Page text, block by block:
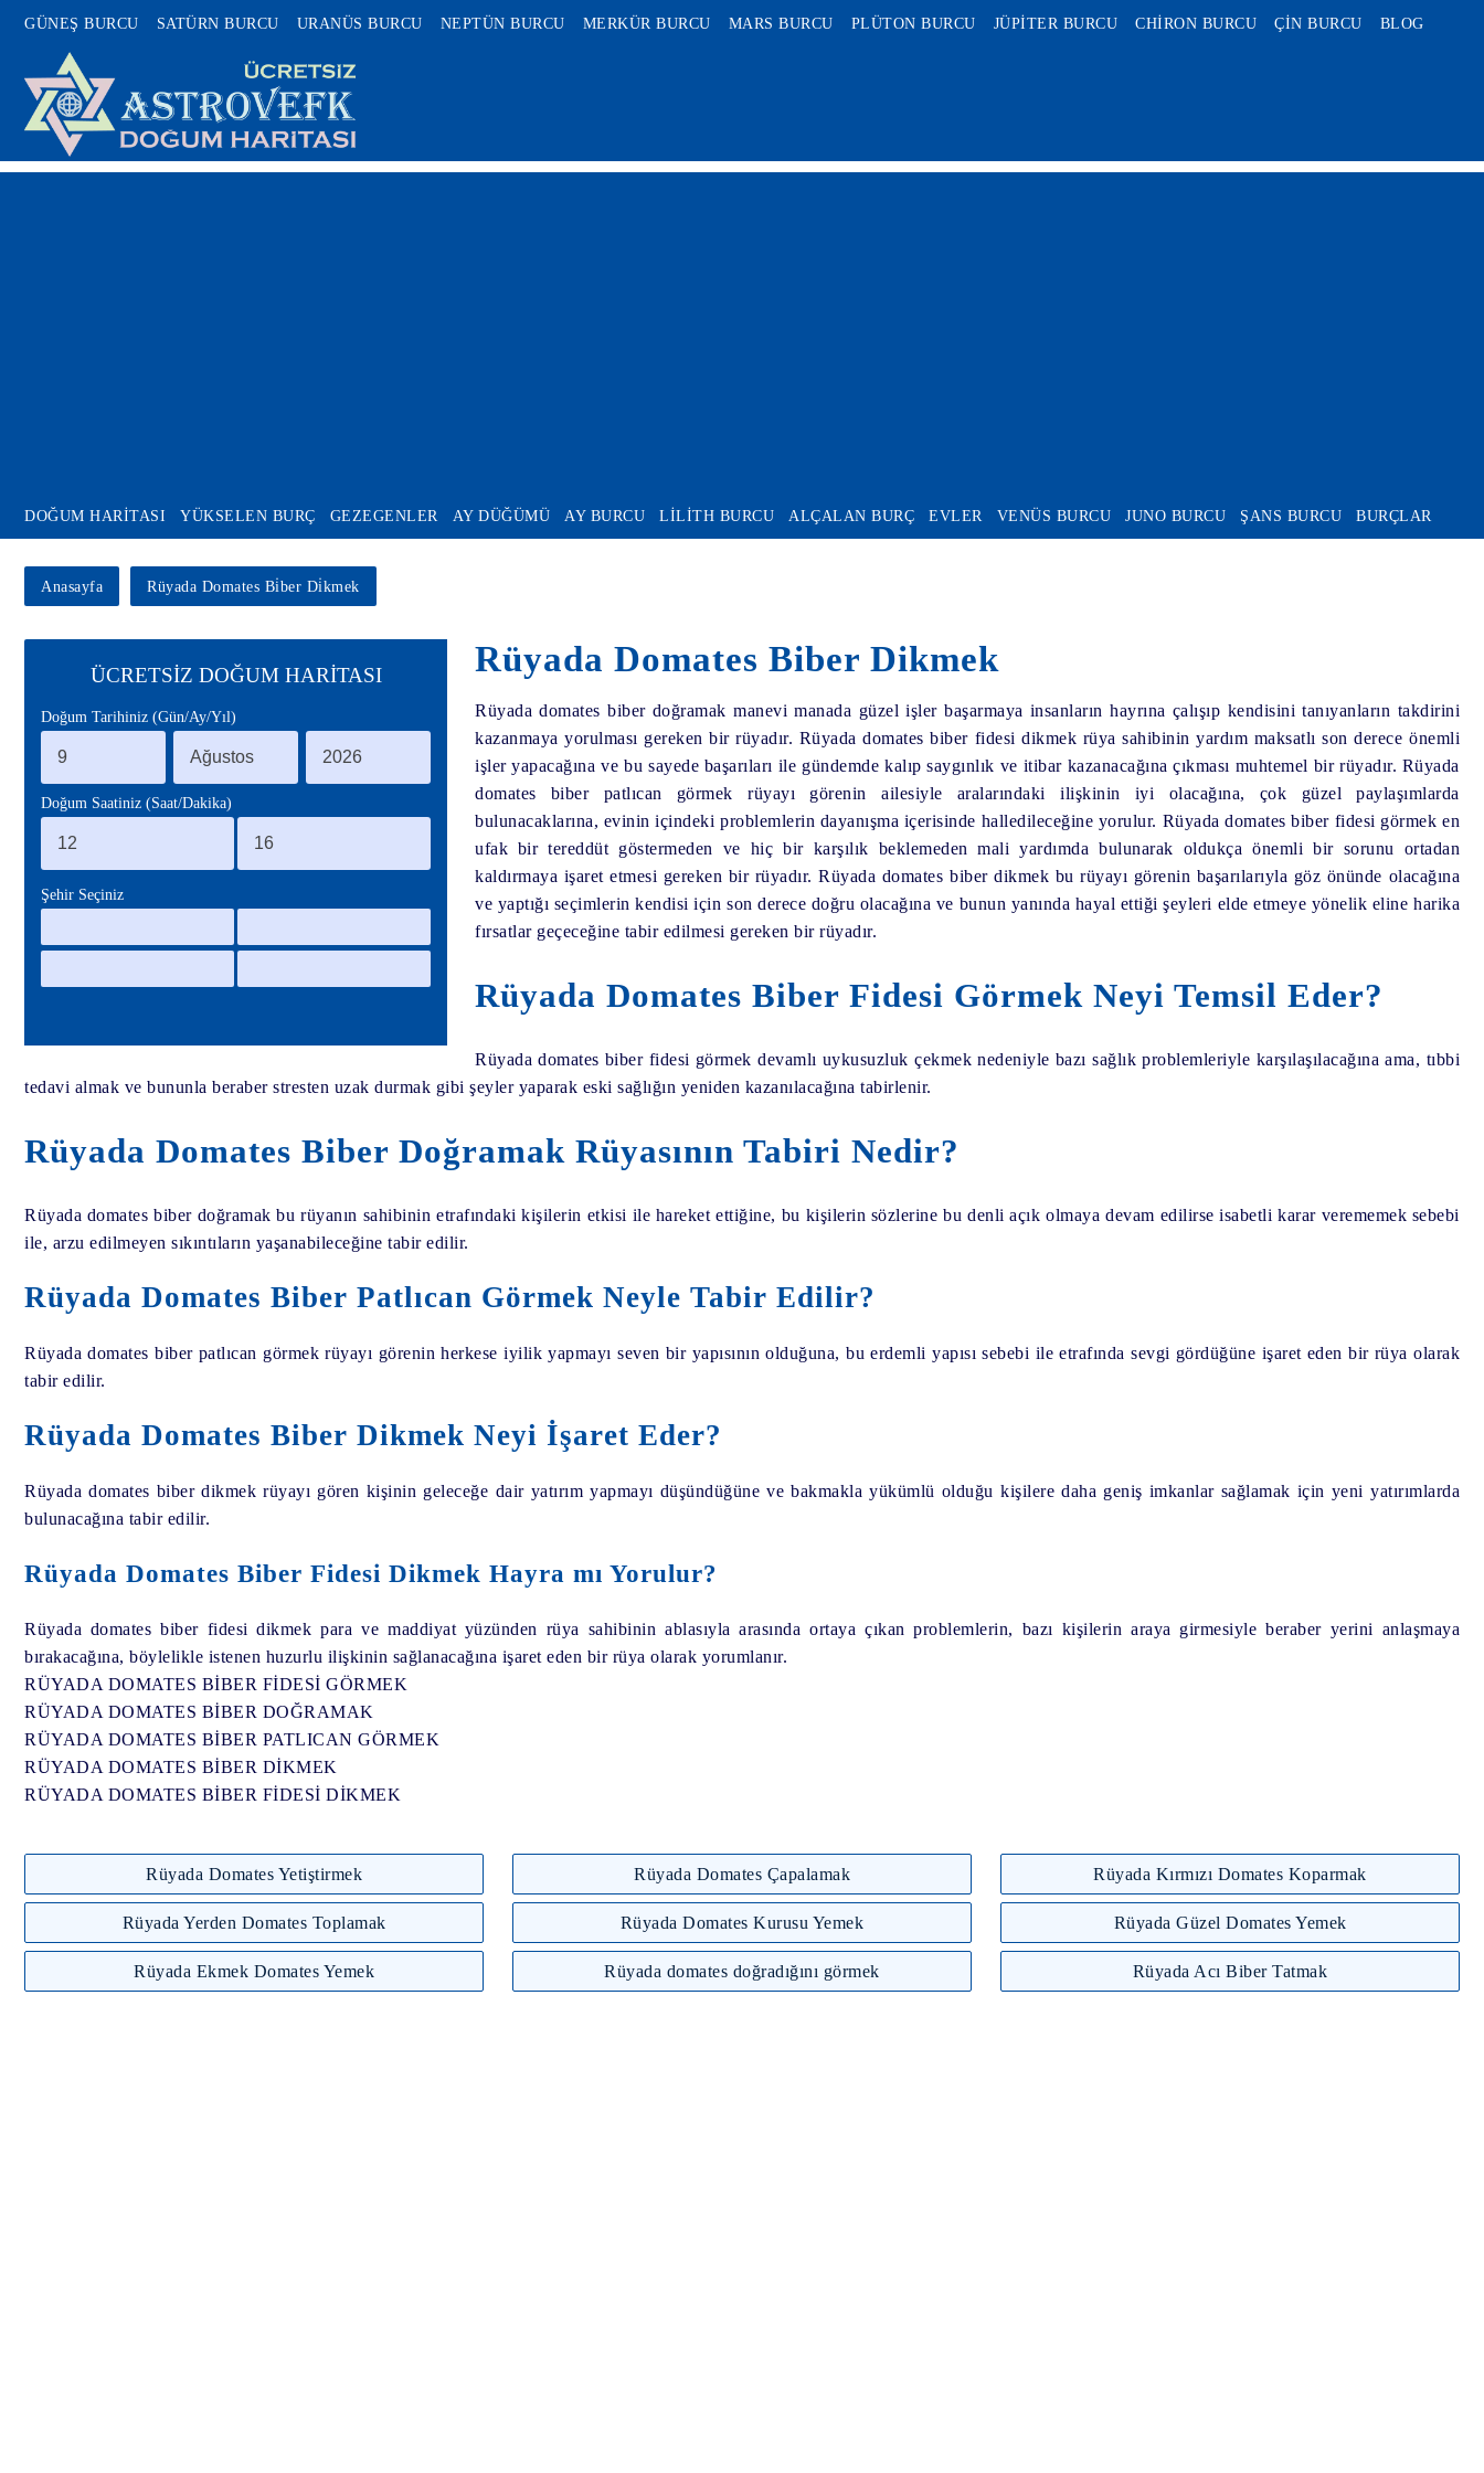
GÜNEŞ BURCU SATÜRN BURCU URANÜS BURCU NEPTÜN BURCU MERKÜR BURCU MARS BURCU PLÜTON BURCU JÜPİTER BURCU CHİRON BURCU ÇİN BURCU BLOG
DOĞUM HARİTASI YÜKSELEN BURÇ GEZEGENLER AY DÜĞÜMÜ AY BURCU LİLİTH BURCU ALÇALAN BURÇ EVLER VENÜS BURCU JUNO BURCU ŞANS BURCU BURÇLAR
Anasayfa Rüyada Domates Bi̇ber Di̇kmek
ÜCRETSİZ DOĞUM HARİTASI
Doğum Tarihiniz (Gün/Ay/Yıl)
Doğum Saatiniz (Saat/Dakika)
Şehir Seçiniz
Rüyada Domates Biber Dikmek
Rüyada domates biber doğramak manevi manada güzel işler başarmaya insanların hayrına çalışıp kendisini tanıyanların takdirini
kazanmaya yorulması gereken bir rüyadır. Rüyada domates biber fidesi dikmek rüya sahibinin yardım maksatlı son derece önemli
işler yapacağına ve bu sayede başarıları ile gündemde kalıp saygınlık ve itibar kazanacağına çıkması muhtemel bir rüyadır. Rüyada
domates biber patlıcan görmek rüyayı görenin ailesiyle aralarındaki ilişkinin iyi olacağına, çok güzel paylaşımlarda
bulunacaklarına, evinin içindeki problemlerin dayanışma içerisinde halledileceğine yorulur. Rüyada domates biber fidesi görmek en
ufak bir tereddüt göstermeden ve hiç bir karşılık beklemeden mali yardımda bulunarak oldukça önemli bir sorunu ortadan
kaldırmaya işaret etmesi gereken bir rüyadır. Rüyada domates biber dikmek bu rüyayı görenin başarılarıyla göz önünde olacağına
ve yaptığı seçimlerin kendisi için son derece doğru olacağına ve bunun yanında hayal ettiği şeyleri elde etmeye yönelik eline harika
fırsatlar geçeceğine tabir edilmesi gereken bir rüyadır.
Rüyada Domates Biber Fidesi Görmek Neyi Temsil Eder?
Rüyada domates biber fidesi görmek devamlı uykusuzluk çekmek nedeniyle bazı sağlık problemleriyle karşılaşılacağına ama, tıbbi
tedavi almak ve bununla beraber stresten uzak durmak gibi şeyler yaparak eski sağlığın yeniden kazanılacağına tabirlenir.
Rüyada Domates Biber Doğramak Rüyasının Tabiri Nedir?
Rüyada domates biber doğramak bu rüyanın sahibinin etrafındaki kişilerin etkisi ile hareket ettiğine, bu kişilerin sözlerine bu denli açık olmaya devam edilirse isabetli karar verememek sebebi
ile, arzu edilmeyen sıkıntıların yaşanabileceğine tabir edilir.
Rüyada Domates Biber Patlıcan Görmek Neyle Tabir Edilir?
Rüyada domates biber patlıcan görmek rüyayı görenin herkese iyilik yapmayı seven bir yapısının olduğuna, bu erdemli yapısı sebebi ile etrafında sevgi gördüğüne işaret eden bir rüya olarak
tabir edilir.
Rüyada Domates Biber Dikmek Neyi İşaret Eder?
Rüyada domates biber dikmek rüyayı gören kişinin geleceğe dair yatırım yapmayı düşündüğüne ve bakmakla yükümlü olduğu kişilere daha geniş imkanlar sağlamak için yeni yatırımlarda
bulunacağına tabir edilir.
Rüyada Domates Biber Fidesi Dikmek Hayra mı Yorulur?
Rüyada domates biber fidesi dikmek para ve maddiyat yüzünden rüya sahibinin ablasıyla arasında ortaya çıkan problemlerin, bazı kişilerin araya girmesiyle beraber yerini anlaşmaya
bırakacağına, böylelikle istenen huzurlu ilişkinin sağlanacağına işaret eden bir rüya olarak yorumlanır.
RÜYADA DOMATES BİBER FİDESİ GÖRMEK
RÜYADA DOMATES BİBER DOĞRAMAK
RÜYADA DOMATES BİBER PATLICAN GÖRMEK
RÜYADA DOMATES BİBER DİKMEK
RÜYADA DOMATES BİBER FİDESİ DİKMEK
Rüyada Domates Yetiştirmek Rüyada Domates Çapalamak Rüyada Kırmızı Domates Koparmak
Rüyada Yerden Domates Toplamak Rüyada Domates Kurusu Yemek Rüyada Güzel Domates Yemek
Rüyada Ekmek Domates Yemek Rüyada domates doğradığını görmek Rüyada Acı Biber Tatmak